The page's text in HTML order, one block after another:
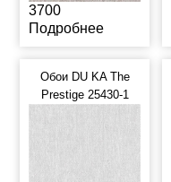
3700
Подробнее
Обои DU KA The
Prestige 25430-1